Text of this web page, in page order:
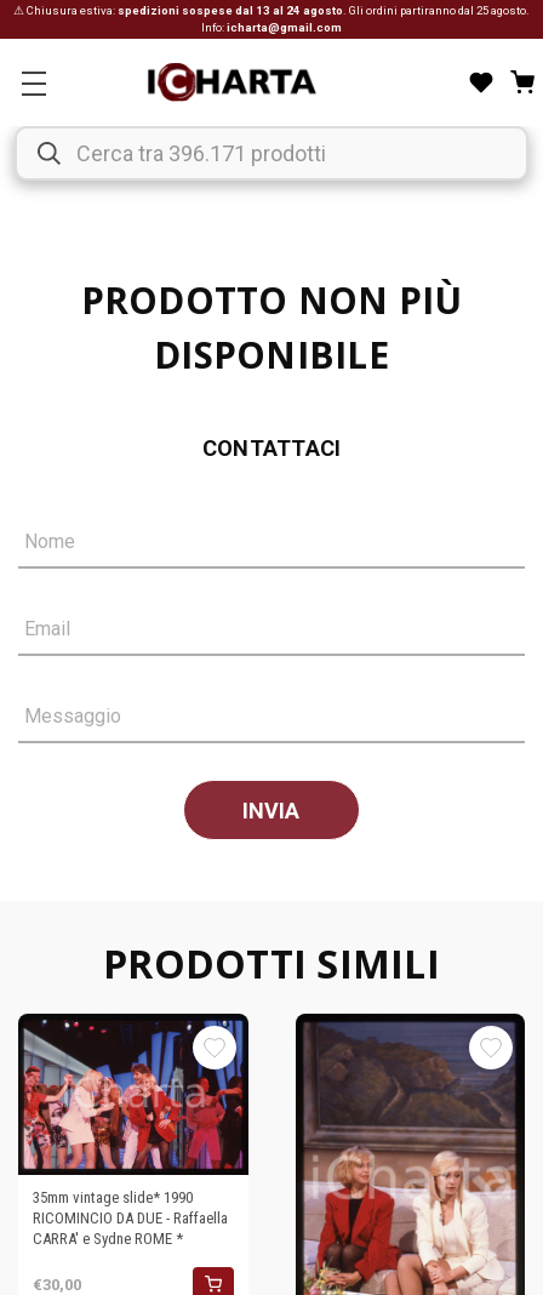
⚠ Chiusura estiva: spedizioni sospese dal 13 al 24 agosto . Gli ordini partiranno dal 25 agosto.
Info:icharta@gmail.com
PRODOTTO NON PIÙ
DISPONIBILE
CONTATTACI
Nome
Email
Messaggio
PRODOTTI SIMILI
35mm vintage slide* 1990
RICOMINCIO DA DUE - Raffaella
CARRA' e Sydne ROME *
€30,00